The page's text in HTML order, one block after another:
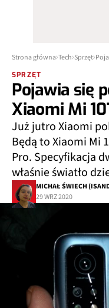
Strona główna Tech Sprzęt
SPRZĘT
Pojawia się
Xiaomi Mi
Już jutro Xiaomi
Będą to Xiaomi Mi
Pro. Specyfikacja
właśnie światło
MICHAŁ ŚWIECH
29 WRZ 2020